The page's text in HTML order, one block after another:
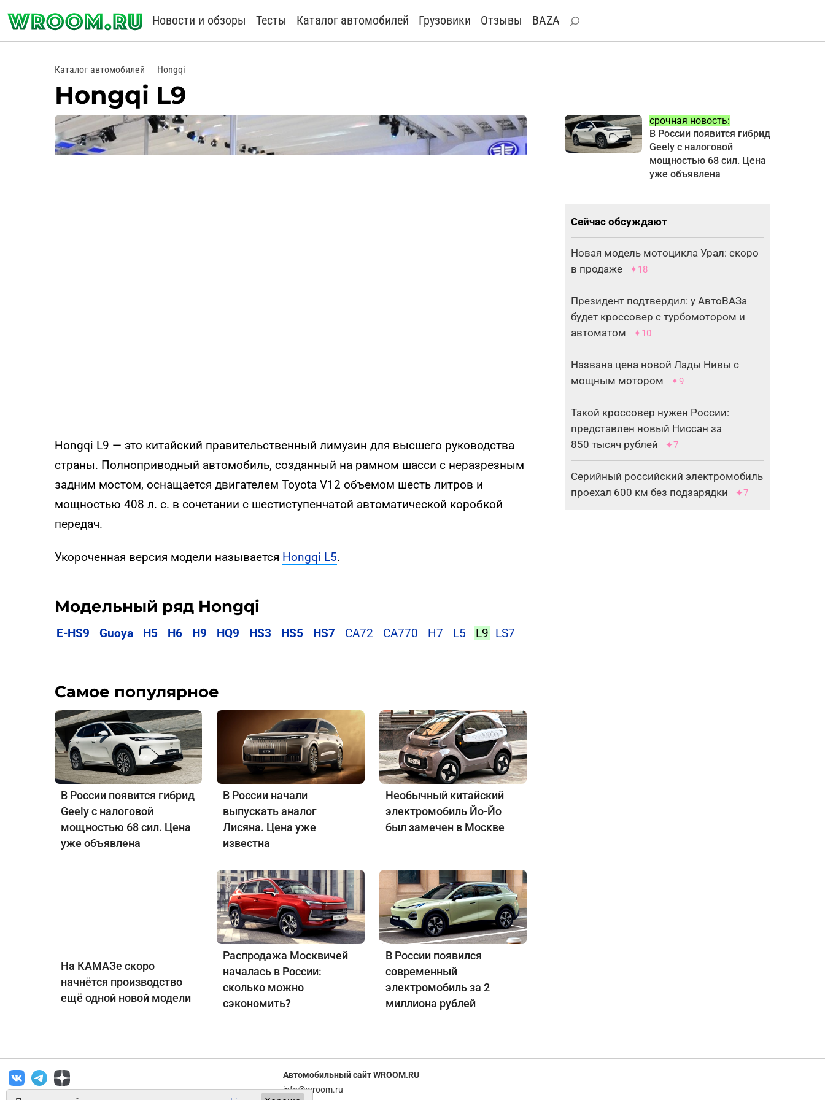
Новости и обзоры Тесты Каталог автомобилей Грузовики Отзывы BAZA
Каталог автомобилей Hongqi
Hongqi L9
Hongqi L9 — это китайский правительственный лимузин для высшего руководства
страны. Полноприводный автомобиль, созданный на рамном шасси с неразрезным
задним мостом, оснащается двигателем Toyota V12 объемом шесть литров и
мощностью 408 л. с. в сочетании с шестиступенчатой автоматической коробкой
передач.
Укороченная версия модели называется Hongqi L5.
Модельный ряд Hongqi
E-HS9 Guoya H5 H6 H9 HQ9 HS3 HS5 HS7 CA72 CA770 H7 L5 L9 LS7
Самое популярное
В России появится гибрид
Geely с налоговой
мощностью 68 сил. Цена
уже объявлена
В России начали
выпускать аналог
Лисяна. Цена уже
известна
Необычный китайский
электромобиль Йо-Йо
был замечен в Москве
На КАМАЗе скоро
начнётся производство
ещё одной новой модели
Распродажа Москвичей
началась в России:
сколько можно
сэкономить?
В России появился
современный
электромобиль за 2
миллиона рублей
срочная новость:
В России появится гибрид
Geely с налоговой
мощностью 68 сил. Цена
уже объявлена
Сейчас обсуждают
Новая модель мотоцикла Урал: скоро
в продаже
✦18
Президент подтвердил: у АвтоВАЗа
будет кроссовер с турбомотором и
автоматом
✦10
Названа цена новой Лады Нивы с
мощным мотором
✦9
Такой кроссовер нужен России:
представлен новый Ниссан за
850 тысяч рублей
✦7
Серийный российский электромобиль
проехал 600 км без подзарядки
✦7
Автомобильный сайт WROOM.RU
info@wroom.ru